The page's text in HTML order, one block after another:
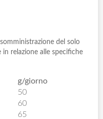
del solo
relazione alle specifiche
g/giorno
50
60
65